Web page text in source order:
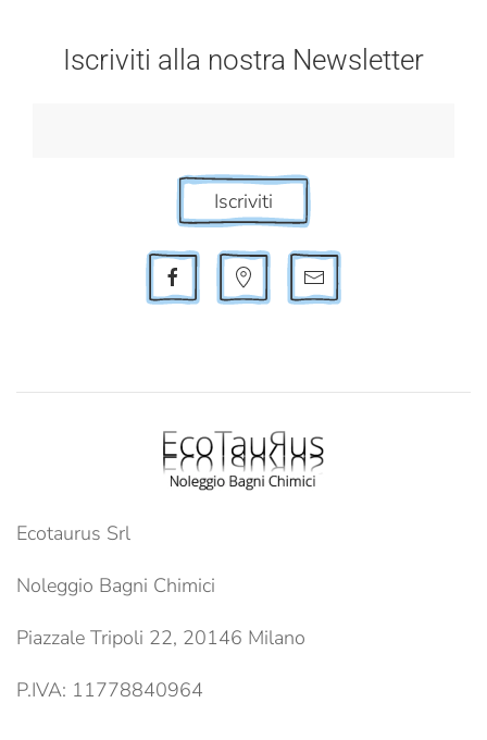
Iscriviti alla nostra Newsletter
Iscriviti
Ecotaurus Srl
Noleggio Bagni Chimici
Piazzale Tripoli 22, 20146 Milano
P.IVA: 11778840964